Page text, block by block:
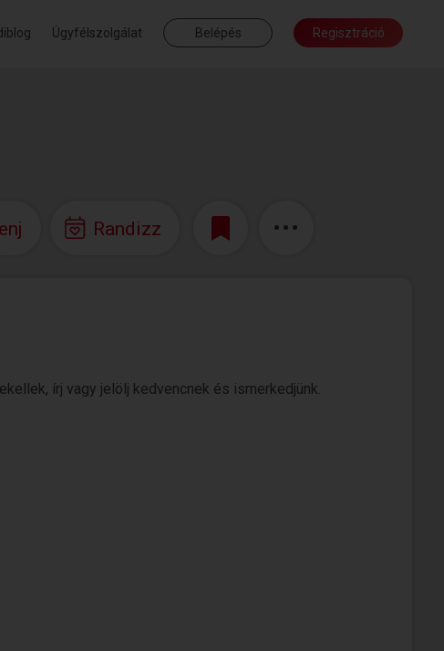
Ügyfélszolgálat Belépés Regisztráció
Randizz
írj vagy jelölj kedvencnek és ismerkedjünk.